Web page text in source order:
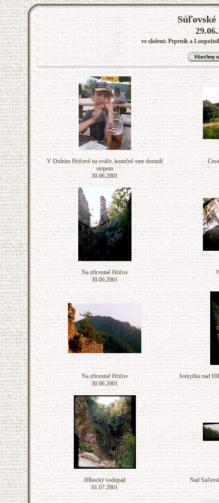
ve složení: Peprník a
V Dolním Hričově na sváče, konečně sme dorazili
stopem
30.06.2001
Na zřícenině Hričov
30.06.2001
Na zřícenině Hričov
30.06.2001
Jeskyňka nad
Hlbocký vodopád
01.07.2001
Nad